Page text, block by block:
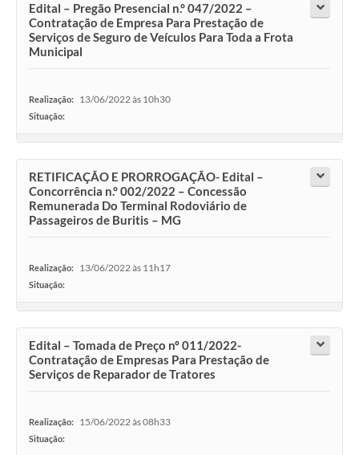
Edital – Pregão Presencial n.° 047/2022 –
Contratação de Empresa Para Prestação de
Serviços de Seguro de Veículos Para Toda a Frota
Municipal
Realização: 13/06/2022 às 10h30
Situação:
RETIFICAÇÃO E PRORROGAÇÃO- Edital –
Concorrência n.° 002/2022 – Concessão
Remunerada Do Terminal Rodoviário de
Passageiros de Buritis – MG
Realização: 13/06/2022 às 11h17
Situação:
Edital – Tomada de Preço nº 011/2022-
Contratação de Empresas Para Prestação de
Serviços de Reparador de Tratores
Realização: 15/06/2022 às 08h33
Situação: